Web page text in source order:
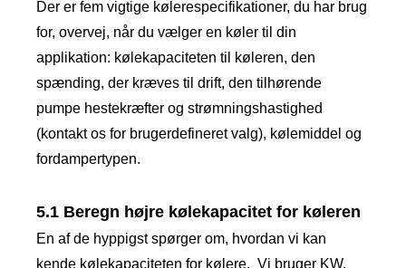
Der er fem vigtige kølerespecifikationer, du har brug
for, overvej, når du vælger en køler til din
applikation: kølekapaciteten til køleren, den
spænding, der kræves til drift, den tilhørende
pumpe hestekræfter og strømningshastighed
(kontakt os for brugerdefineret valg), kølemiddel og
fordampertypen.
5.1 Beregn højre kølekapacitet for køleren
En af de hyppigst spørger om, hvordan vi kan
kende kølekapaciteten for kølere. Vi bruger KW,